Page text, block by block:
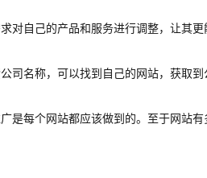
对自己的产品和服务进行调整，让其更
司名称，可以找到自己的网站，获取到
是每个网站都应该做到的。至于网站有